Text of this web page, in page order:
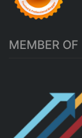
MEMBER OF